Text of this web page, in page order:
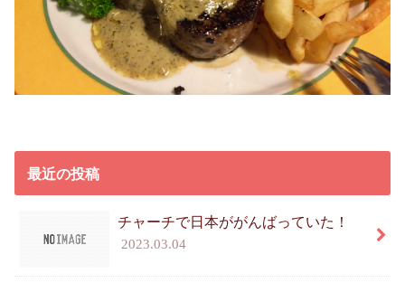
最近の投稿
チャーチで日本ががんばっていた！
2023.03.04